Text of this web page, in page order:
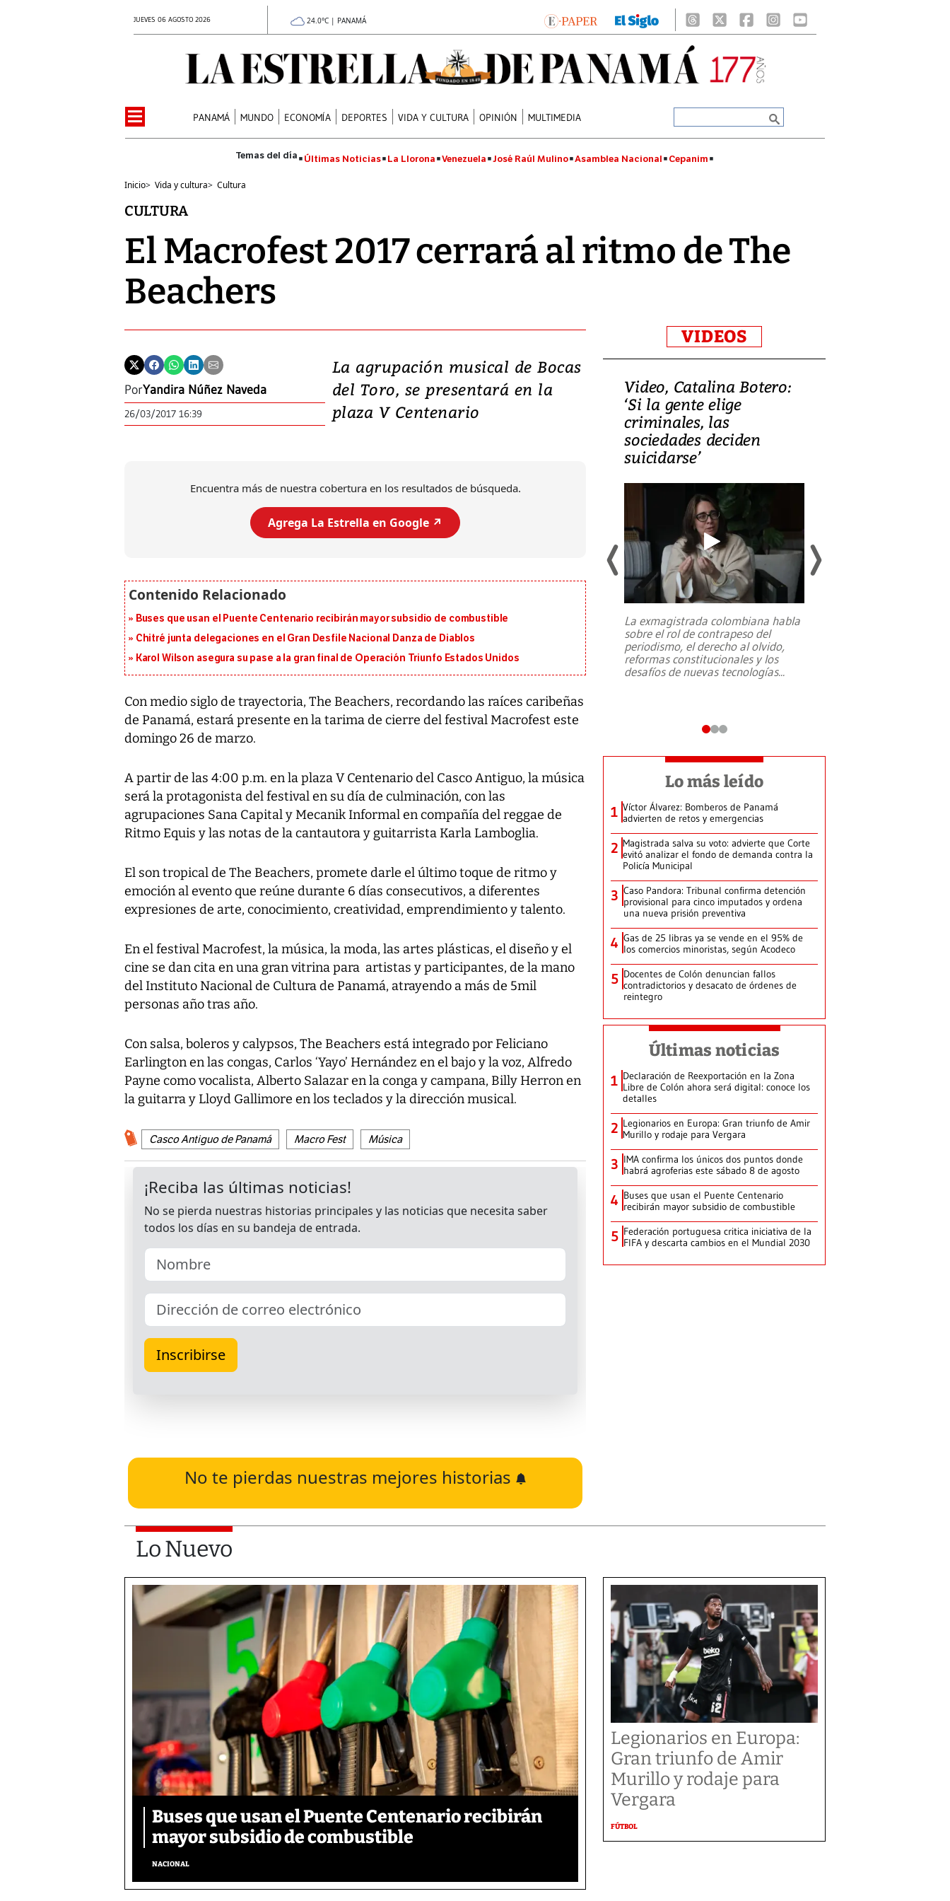
JUEVES 06 AGOSTO 2026 24.0°C | PANAMÁ
PANAMÁ MUNDO ECONOMÍA DEPORTES VIDA Y CULTURA OPINIÓN MULTIMEDIA
Últimas Noticias La Llorona Venezuela José Raúl Mulino Asamblea Nacional Cepanim
Inicio> Vida y cultura> Cultura
CULTURA
El Macrofest 2017 cerrará al ritmo de The
Beachers
PorYandira Núñez Naveda
26/03/2017 16:39
La agrupación musical de Bocas
del Toro, se presentará en la
plaza V Centenario
Encuentra más de nuestra cobertura en los resultados de búsqueda.
Agrega La Estrella en Google ↗️
Buses que usan el Puente Centenario recibirán mayor subsidio de combustible
Chitré junta delegaciones en el Gran Desfile Nacional Danza de Diablos
Karol Wilson asegura su pase a la gran final de Operación Triunfo Estados Unidos
Con medio siglo de trayectoria, The Beachers, recordando las raíces caribeñas
de Panamá, estará presente en la tarima de cierre del festival Macrofest este
domingo 26 de marzo.
A partir de las 4:00 p.m. en la plaza V Centenario del Casco Antiguo, la música
será la protagonista del festival en su día de culminación, con las
agrupaciones Sana Capital y Mecanik Informal en compañía del reggae de
Ritmo Equis y las notas de la cantautora y guitarrista Karla Lamboglia.
El son tropical de The Beachers, promete darle el último toque de ritmo y
emoción al evento que reúne durante 6 días consecutivos, a diferentes
expresiones de arte, conocimiento, creatividad, emprendimiento y talento.
En el festival Macrofest, la música, la moda, las artes plásticas, el diseño y el
cine se dan cita en una gran vitrina para artistas y participantes, de la mano
del Instituto Nacional de Cultura de Panamá, atrayendo a más de 5mil
personas año tras año.
Con salsa, boleros y calypsos, The Beachers está integrado por Feliciano
Earlington en las congas, Carlos ‘Yayo’ Hernández en el bajo y la voz, Alfredo
Payne como vocalista, Alberto Salazar en la conga y campana, Billy Herron en
la guitarra y Lloyd Gallimore en los teclados y la dirección musical.
Casco Antiguo de Panamá Macro Fest Música
No te pierdas nuestras mejores historias
VIDEOS
Video, Japón: Terremoto
deja heridos y graves
daños en Kumamoto
Un fuerte terremoto de magnitud
julio en la prefectura de Kumamoto,
al sur de Japón, provocando una
emergencia de gran
Video, Catalina Botero:
‘Si la gente elige
criminales, las
sociedades deciden
suicidarse’
La exmagistrada colombiana habla
sobre el rol de contrapeso del
periodismo, el derecho al olvido,
reformas constitucionales y los
desafíos de nuevas tecnologías...
Lo más leído
1 Víctor Álvarez: Bomberos de Panamá
advierten de retos y emergencias
2 Magistrada salva su voto: advierte que Corte
evitó analizar el fondo de demanda contra la
Policía Municipal
3 Caso Pandora: Tribunal confirma detención
provisional para cinco imputados y ordena
una nueva prisión preventiva
4 Gas de 25 libras ya se vende en el 95% de
los comercios minoristas, según Acodeco
5 Docentes de Colón denuncian fallos
contradictorios y desacato de órdenes de
reintegro
Últimas noticias
1 Declaración de Reexportación en la Zona
Libre de Colón ahora será digital: conoce los
detalles
2 Legionarios en Europa: Gran triunfo de Amir
Murillo y rodaje para Vergara
3 IMA confirma los únicos dos puntos donde
habrá agroferias este sábado 8 de agosto
4 Buses que usan el Puente Centenario
recibirán mayor subsidio de combustible
5 Federación portuguesa critica iniciativa de la
FIFA y descarta cambios en el Mundial 2030
Lo Nuevo
Buses que usan el Puente Centenario recibirán
mayor subsidio de combustible
NACIONAL
Legionarios en Europa:
Gran triunfo de Amir
Murillo y rodaje para
Vergara
FÚTBOL